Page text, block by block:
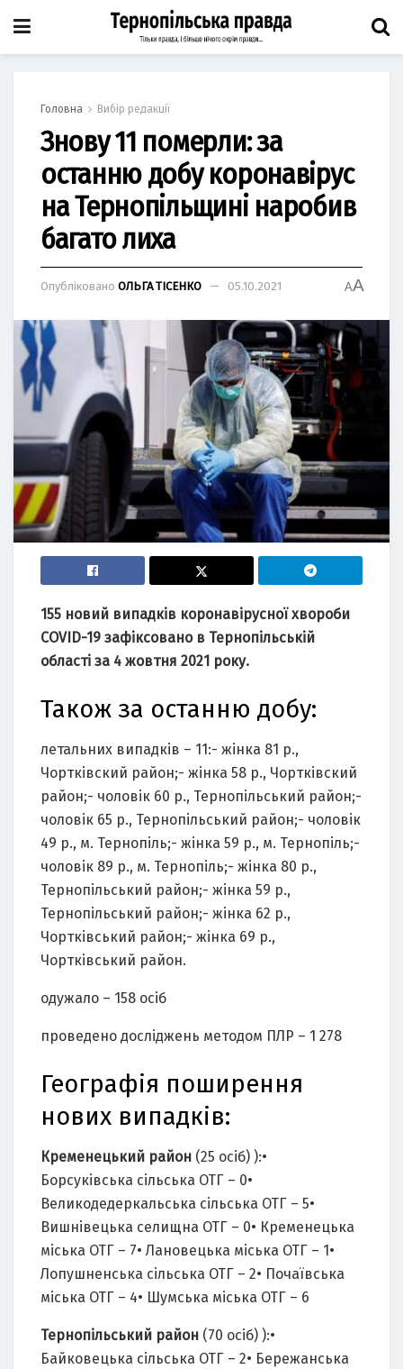
Головна Вибір редакції
Знову 11 померли: за
останню добу коронавірус
на Тернопільщині наробив
багато лиха
Опубліковано ОЛЬГА ТІСЕНКО 05.10.2021 AA
155 новий випадків коронавірусної хвороби
COVID-19 зафіксовано в Тернопільській
області за 4 жовтня 2021 року.
Також за останню добу:
летальних випадків – 11:- жінка 81 р.,
Чортківский район;- жінка 58 р., Чортківский
район;- чоловік 60 р., Тернопільський район;-
чоловік 65 р., Тернопільський район;- чоловік
49 р., м. Тернопіль;- жінка 59 р., м. Тернопіль;-
чоловік 89 р., м. Тернопіль;- жінка 80 р.,
Тернопільський район;- жінка 59 р.,
Тернопільський район;- жінка 62 р.,
Чортківський район;- жінка 69 р.,
Чортківський район.
одужало – 158 осіб
проведено досліджень методом ПЛР – 1 278
Географія поширення
нових випадків:
Кременецький район (25 осіб) ):•
Борсуківська сільська ОТГ – 0•
Великодедеркальська сільська ОТГ – 5•
Вишнівецька селищна ОТГ – 0• Кременецька
міська ОТГ – 7• Лановецька міська ОТГ – 1•
Лопушненська сільська ОТГ – 2• Почаївська
міська ОТГ – 4• Шумська міська ОТГ – 6
Тернопільський район (70 осіб) ):•
Байковецька сільська ОТГ – 2• Бережанська